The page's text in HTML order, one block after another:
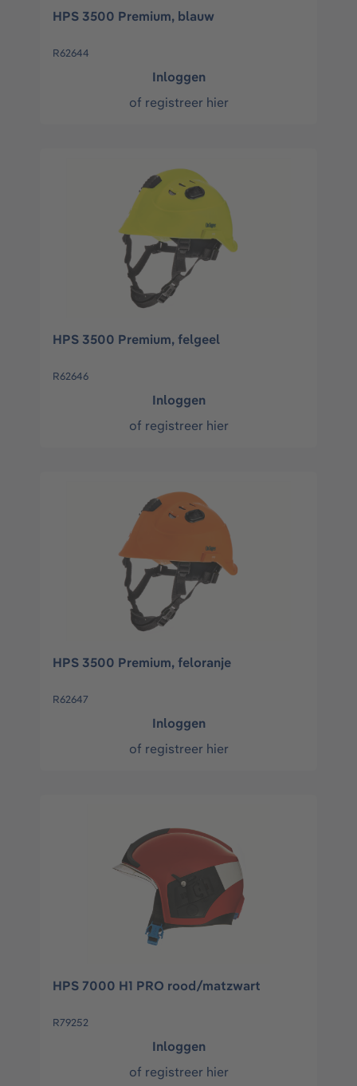
HPS 3500 Premium, blauw
R62644
Inloggen
of registreer hier
HPS 3500 Premium, felgeel
R62646
Inloggen
of registreer hier
HPS 3500 Premium, feloranje
R62647
Inloggen
of registreer hier
HPS 7000 H1 PRO rood/matzwart
R79252
Inloggen
of registreer hier